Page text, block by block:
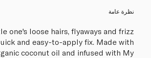
نظرة عامة
one's loose hairs, flyaways and frizz
and easy-to-apply fix. Made with
coconut oil and infused with My